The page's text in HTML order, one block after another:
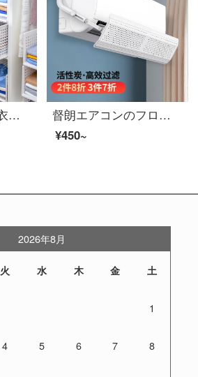
星優箪笥収納籠の衣類収納層仕切り板引出し式衣類収納神器箪笥宿舎収納棚収納籠の低いタイプ-単体包装【46.5*34*13.3】
督朗エアコンのフロントパネル防風パネルは活性炭エアコンのフロントパネル通用1-3匹の通用壁掛式エアコンのフレームエアコン防風パネル【適用75~105 cm】
¥450~
2026年8月
火 水 木 金 土
1
4 5 6 7 8